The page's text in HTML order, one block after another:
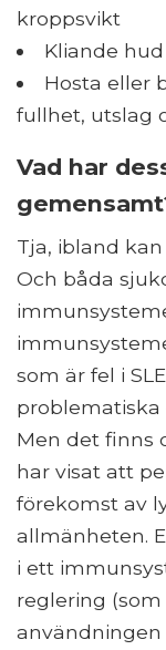
kroppsvikt
Kliande hud
Hosta eller
fullhet, utslag
Vad har
Tja, ibland
Och båda
som är fel i
problematiska
Men det finns
har visat att
förekomst av
allmänheten.
i ett
reglering (som